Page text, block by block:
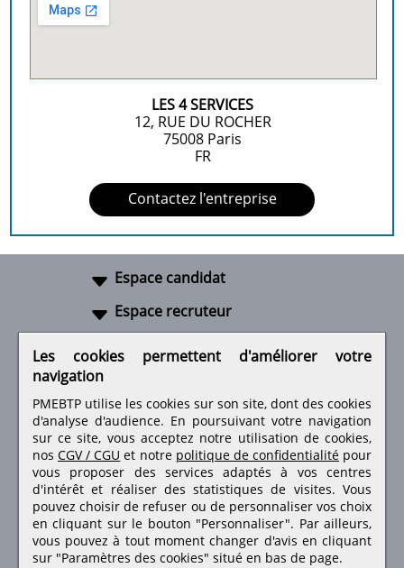
LES 4 SERVICES
12, RUE DU ROCHER
75008 Paris
FR
Contactez l'entreprise
Espace candidat
Espace recruteur
Retrouvez-nous sur les réseaux sociaux
Les cookies permettent d'améliorer votre
navigation
PMEBTP utilise les cookies sur son site, dont des cookies
d'analyse d'audience. En poursuivant votre navigation
sur ce site, vous acceptez notre utilisation de cookies,
nos CGV / CGU et notre politique de confidentialité pour
vous proposer des services adaptés à vos centres
d'intérêt et réaliser des statistiques de visites.Vous
pouvez choisir de refuser ou de personnaliser vos choix
en cliquant sur le bouton "Personnaliser". Par ailleurs,
vous pouvez à tout moment changer d'avis en cliquant
sur "Paramètres des cookies" situé en bas de page.